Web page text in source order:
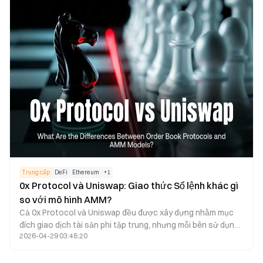
sinh thái cho vay phi tập trung.
Trung cấp DeFi Ethereum +1
0x Protocol và Uniswap: Giao thức Sổ lệnh khác gì
so với mô hình AMM?
Cả 0x Protocol và Uniswap đều được xây dựng nhằm mục
đích giao dịch tài sản phi tập trung, nhưng mỗi bên sử dụng
cơ chế giao dịch khác biệt. 0x Protocol dựa vào kiến trúc sổ
2026-04-29 03:48:20